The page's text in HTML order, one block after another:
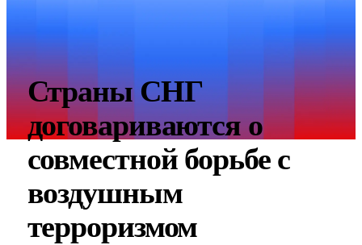
Страны СНГ
договариваются о
совместной борьбе с
воздушным
терроризмом